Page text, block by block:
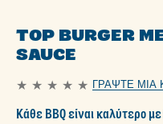
TOP BURGER
SAUCE
Δεν
αξιολογήσεις
ΓΡΆΨΤΕ ΜΙΑ
Κάθε BBQ είναι καλύτερο